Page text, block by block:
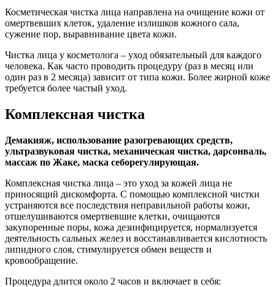
Косметическая чистка лица направлена на очищение кожи от
омертвевших клеток, удаление излишков кожного сала,
сужение пор, выравнивание цвета кожи.
Чистка лица у косметолога – уход обязательный для каждого
человека. Как часто проводить процедуру (раз в месяц или
один раз в 2 месяца) зависит от типа кожи. Более жирной коже
требуется более частый уход.
Комплексная чистка
Демакияж, использование разогревающих средств,
ультразвуковая чистка, механическая чистка, дарсонваль,
массаж по Жаке, маска себорегулирующая.
Комплексная чистка лица – это уход за кожей лица не
приносящий дискомфорта. С помощью комплексной чистки
устраняются все последствия неправильной работы кожи,
отшелушиваются омертвевшие клетки, очищаются
закупоренные поры, кожа дезинфицируется, нормализуется
деятельность сальных желез и восстанавливается кислотность
липидного слоя, стимулируется обмен веществ и
кровообращение.
Процедура длится около 2 часов и включает в себя: